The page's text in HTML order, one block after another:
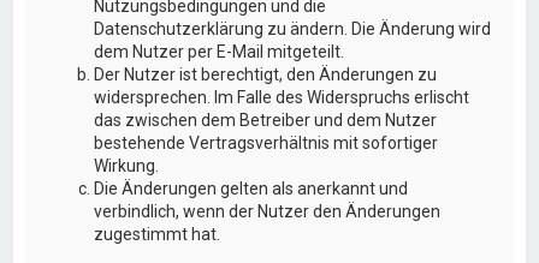
Nutzungsbedingungen und die
Datenschutzerklärung zu ändern. Die Änderung wird
dem Nutzer per E-Mail mitgeteilt.
Der Nutzer ist berechtigt, den Änderungen zu
widersprechen. Im Falle des Widerspruchs erlischt
das zwischen dem Betreiber und dem Nutzer
bestehende Vertragsverhältnis mit sofortiger
Wirkung.
Die Änderungen gelten als anerkannt und
verbindlich, wenn der Nutzer den Änderungen
zugestimmt hat.